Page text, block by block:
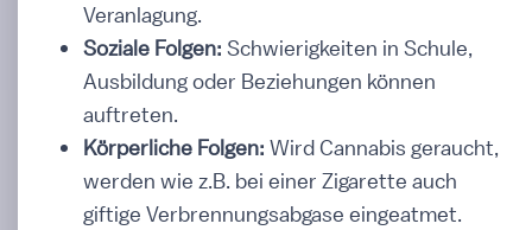
Veranlagung.
Soziale Folgen: Schwierigkeiten in Schule,
Ausbildung oder Beziehungen können
auftreten.
Körperliche Folgen: Wird Cannabis geraucht,
werden wie z.B. bei einer Zigarette auch
giftige Verbrennungsabgase eingeatmet.